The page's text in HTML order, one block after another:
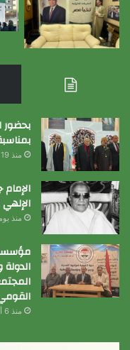
بحضور
منذ 19 ساعة
منذ
منذ 6 أيام